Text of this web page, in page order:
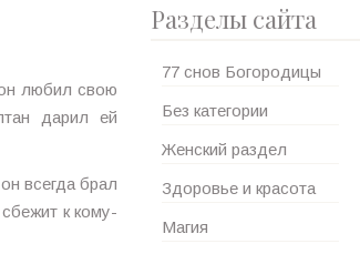
любил свою
дарил ей
всегда брал
к кому-
Разделы сайта
77 снов Богородицы
Без категории
Женский раздел
Здоровье и красота
Магия